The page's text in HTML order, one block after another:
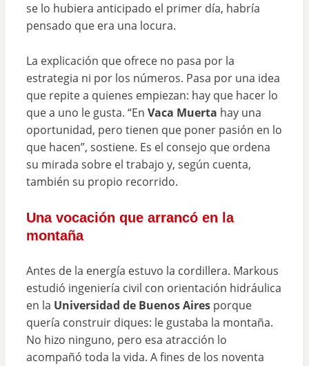
se lo hubiera anticipado el primer día, habría
pensado que era una locura.
La explicación que ofrece no pasa por la
estrategia ni por los números. Pasa por una idea
que repite a quienes empiezan: hay que hacer lo
que a uno le gusta. “En Vaca Muerta hay una
oportunidad, pero tienen que poner pasión en lo
que hacen”, sostiene. Es el consejo que ordena
su mirada sobre el trabajo y, según cuenta,
también su propio recorrido.
Una vocación que arrancó en la
montaña
Antes de la energía estuvo la cordillera. Markous
estudió ingeniería civil con orientación hidráulica
en la Universidad de Buenos Airesporque
quería construir diques: le gustaba la montaña.
No hizo ninguno, pero esa atracción lo
acompañó toda la vida. A fines de los noventa